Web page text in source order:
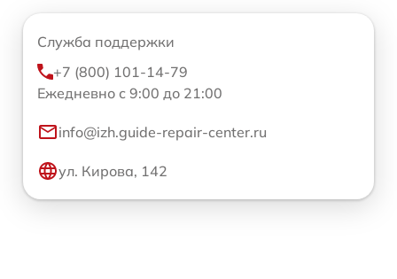
Служба поддержки
+7 (800) 101-14-79
Ежедневно с 9:00 до 21:00
info@izh.guide-repair-center.ru
ул. Кирова, 142